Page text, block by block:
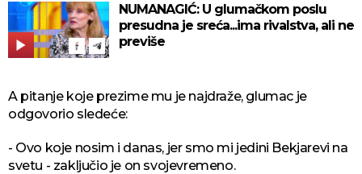
NUMANAGIĆ: U glumačkom poslu
presudna je sreća...ima rivalstva, ali ne
previše
A pitanje koje prezime mu je najdraže, glumac je
odgovorio sledeće:
- Ovo koje nosim i danas, jer smo mi jedini Bekjarevi na
svetu - zaključio je on svojevremeno.